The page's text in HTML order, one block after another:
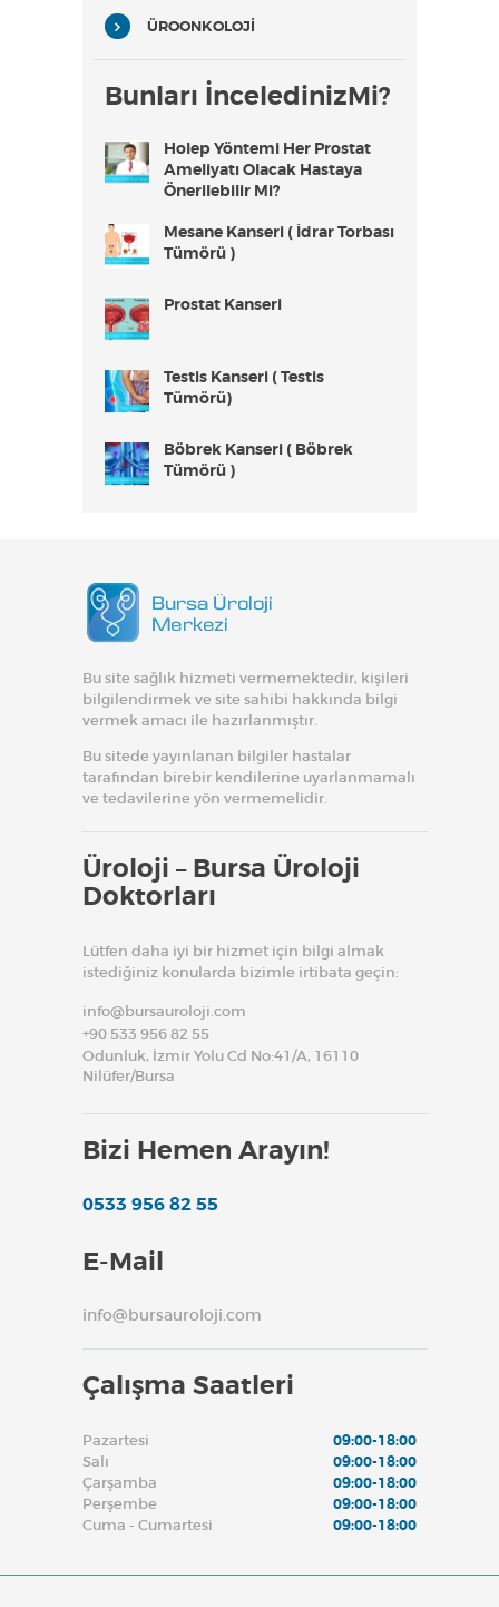
ÜROONKOLOJİ
Bunları İnceledinizMi?
Holep Yöntemi Her Prostat
Ameliyatı Olacak Hastaya
Önerilebilir Mi?
Mesane Kanseri ( İdrar Torbası
Tümörü )
Prostat Kanseri
Testis Kanseri ( Testis
Tümörü)
Böbrek Kanseri ( Böbrek
Tümörü )
Bu site sağlık hizmeti vermemektedir, kişileri
bilgilendirmek ve site sahibi hakkında bilgi
vermek amacı ile hazırlanmıştır.
Bu sitede yayınlanan bilgiler hastalar
tarafından birebir kendilerine uyarlanmamalı
ve tedavilerine yön vermemelidir.
Üroloji – Bursa Üroloji
Doktorları
Lütfen daha iyi bir hizmet için bilgi almak
istediğiniz konularda bizimle irtibata geçin:
info@bursauroloji.com
+90 533 956 82 55
Odunluk, İzmir Yolu Cd No:41/A, 16110
Nilüfer/Bursa
Bizi Hemen Arayın!
0533 956 82 55
E-Mail
info@bursauroloji.com
Çalışma Saatleri
Pazartesi
09:00-18:00
Salı
09:00-18:00
Çarşamba
09:00-18:00
Perşembe
09:00-18:00
Cuma - Cumartesi
09:00-18:00